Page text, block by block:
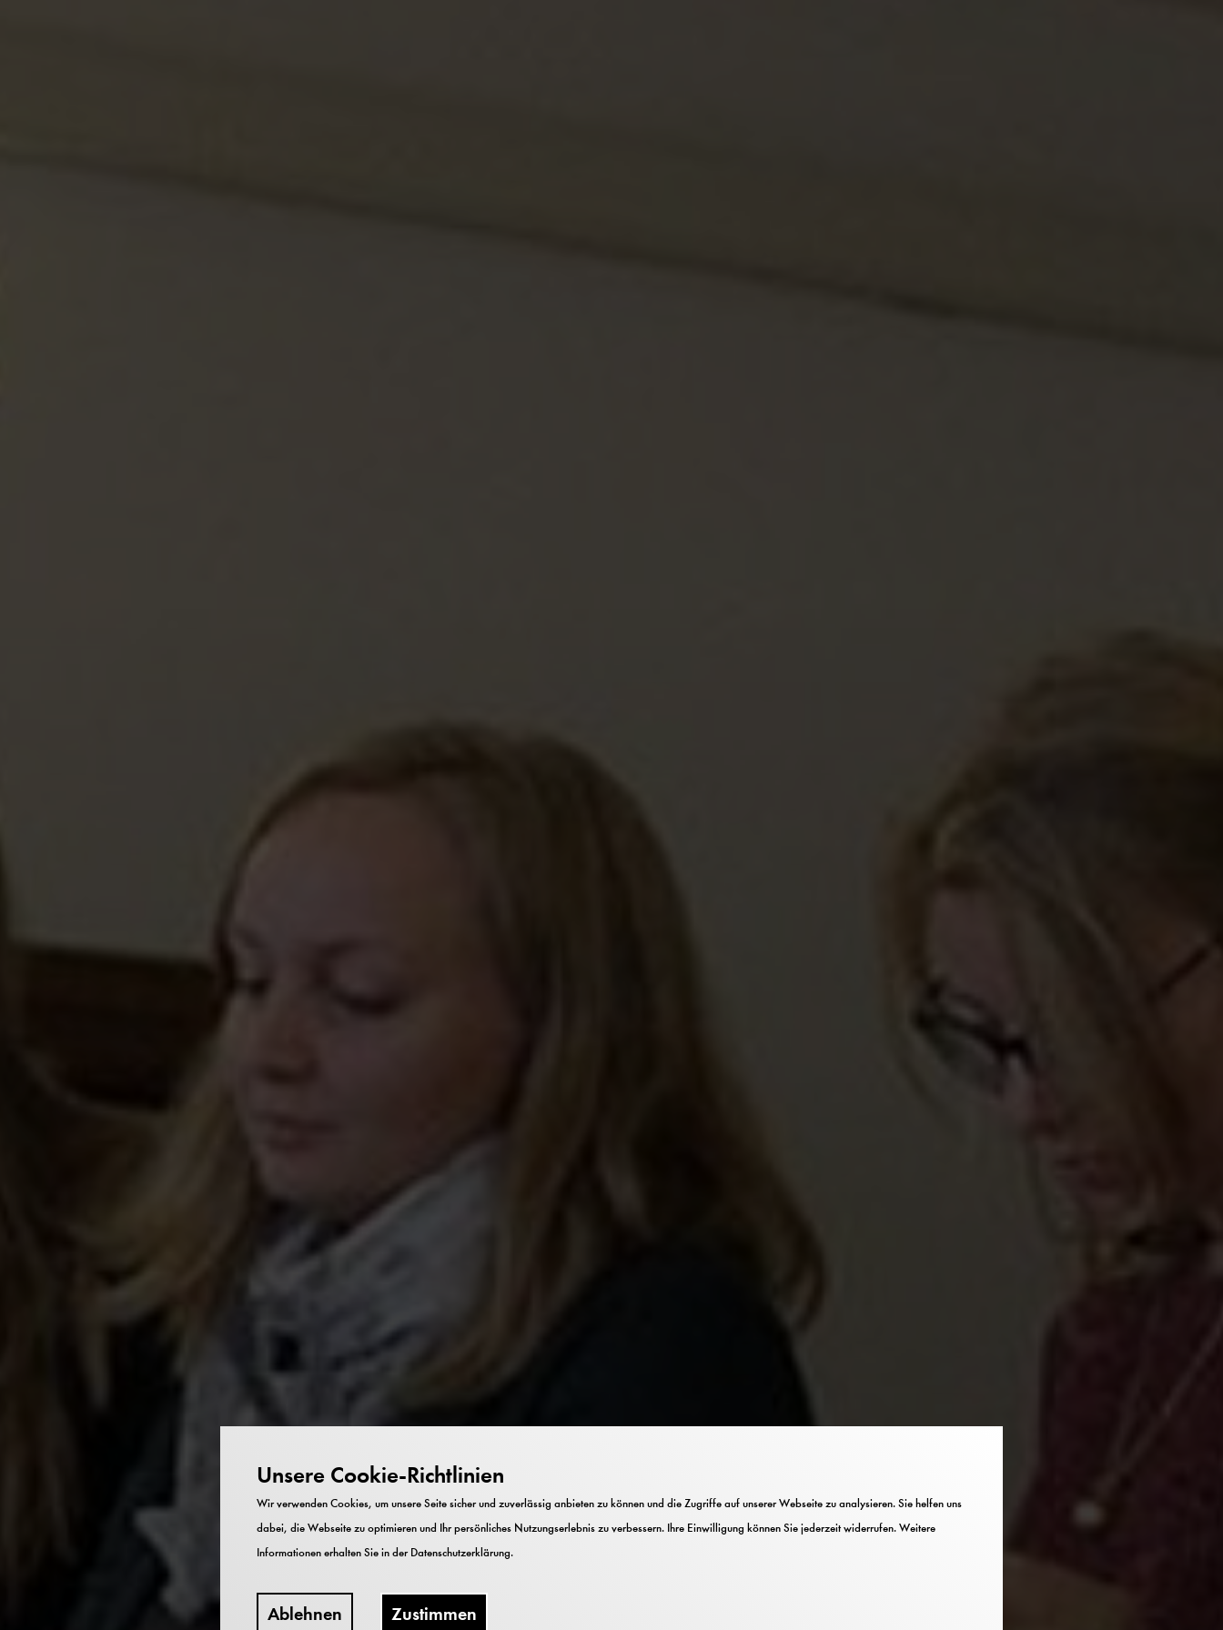
Unsere Cookie-Richtlinien
Wir verwenden Cookies, um unsere Seite sicher und zuverlässig anbieten zu können und die Zugriffe auf unserer Webseite zu analysieren. Sie helfen uns
dabei, die Webseite zu optimieren und Ihr persönliches Nutzungserlebnis zu verbessern. Ihre Einwilligung können Sie jederzeit widerrufen. Weitere
Informationen erhalten Sie in derDatenschutzerklärung.
Ablehnen Zustimmen